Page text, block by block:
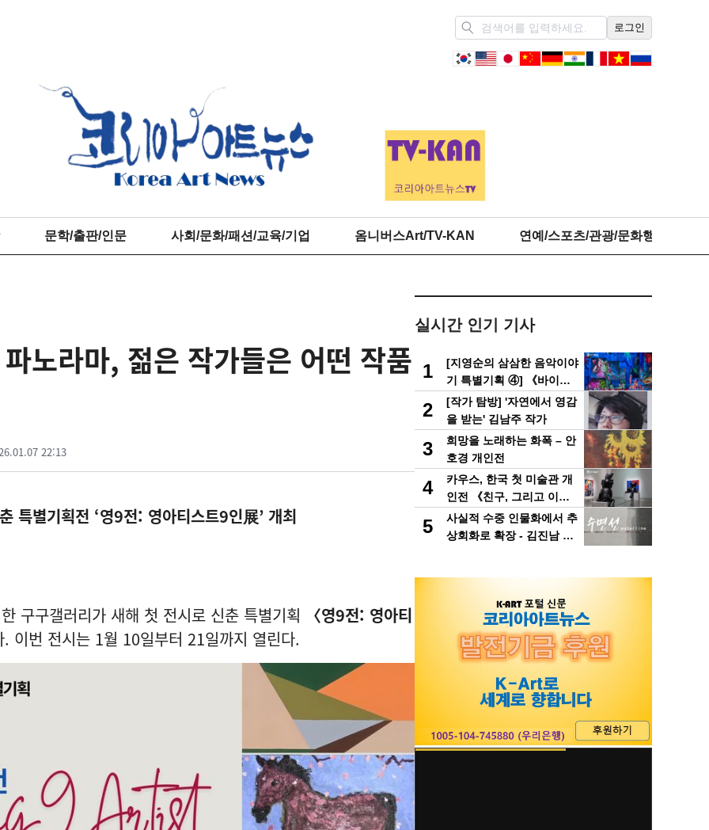
로그인
문학/출판/인문 사회/문화/패션/교육/기업 옴니버스Art/TV-KAN 연예/스포츠/관광/문화행정
노라마, 젊은 작가들은 어떤 작품
22:13
특별기획전 ‘영9전: 영아티스트9인展’ 개최
구구갤러리가 새해 첫 전시로 신춘 특별기획
〈영9전: 영아티
. 이번 전시는 1월 10일부터 21일까지 열린다.
실시간 인기 기사
1
[지영순의 삼삼한 음악이야
기 특별기획 ④] 《바이로
이트에서 만난 바그너》
2
[작가 탐방] '자연에서 영감
을 받는' 김남주 작가
3
희망을 노래하는 화폭 – 안
호경 개인전
4
카우스, 한국 첫 미술관 개
인전 《친구, 그리고 이
웃》 스페이스K 서울에서
개최
5
사실적 수중 인물화에서 추
상회화로 확장 - 김진남 작